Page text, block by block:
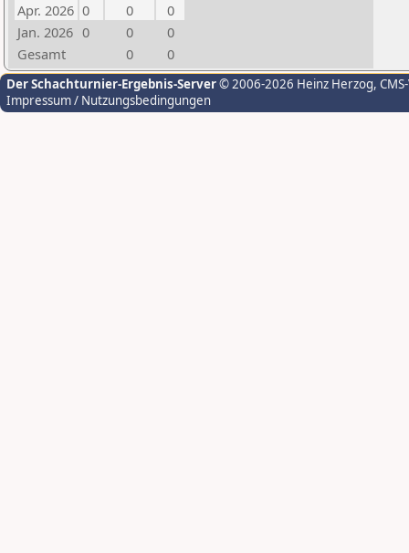
Apr. 2026 0 0
0
Jan. 2026 0 0
0
Gesamt
0 0
Der Schachturnier-Ergebnis-Server© 2006-2026 Heinz Herzog,
Impressum / Nutzungsbedingungen